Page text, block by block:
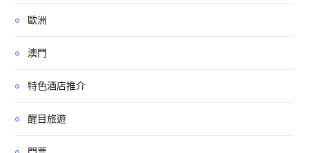
歐洲
澳門
特色酒店推介
醒目旅遊